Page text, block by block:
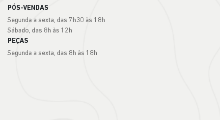
PÓS-VENDAS
Segunda a sexta, das 7h30 às 18h
Sábado, das 8h às 12h
PEÇAS
Segunda a sexta, das 8h às 18h